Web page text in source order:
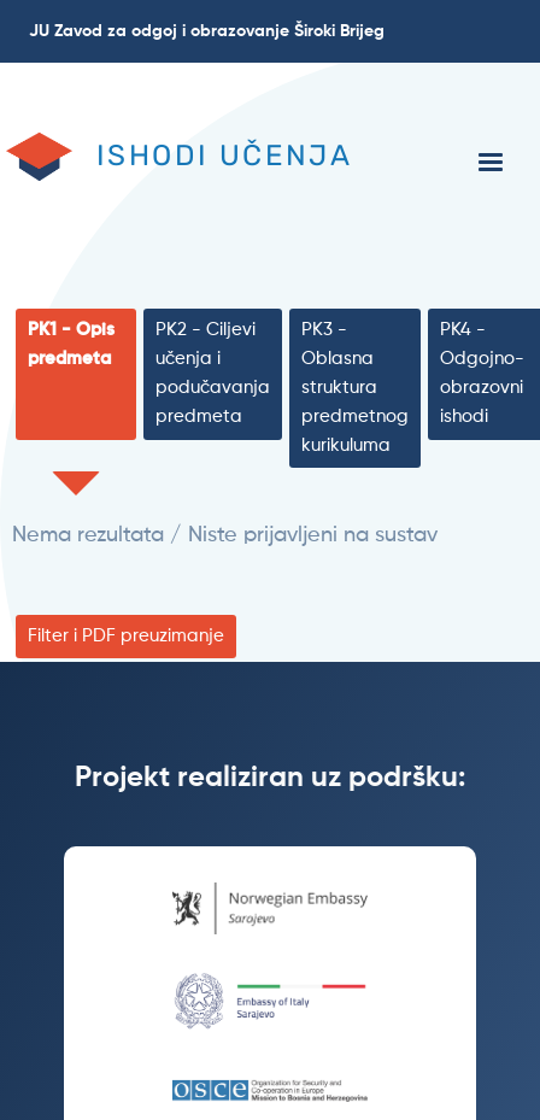
JU Zavod za odgoj i obrazovanje Široki Brijeg
ISHODI UČENJA
PK1 - Opis
predmeta
PK2 - Ciljevi
učenja i
podučavanja
predmeta
PK3 -
Oblasna
struktura
predmetnog
kurikuluma
PK4 -
Odgojno-
obrazovni
ishodi
Nema rezultata / Niste prijavljeni na sustav
Filter i PDF preuzimanje
Projekt realiziran uz podršku: